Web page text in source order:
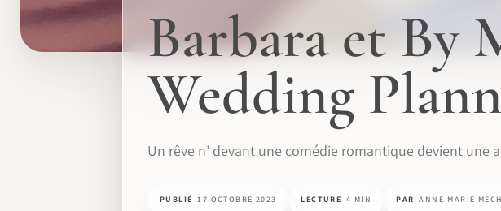
Barbara et By
Wedding
Un rêve n’ devant une comédie romantique devient une
PUBLIÉ 17 OCTOBRE 2023 LECTURE 4 MIN PAR ANNE-MARIE